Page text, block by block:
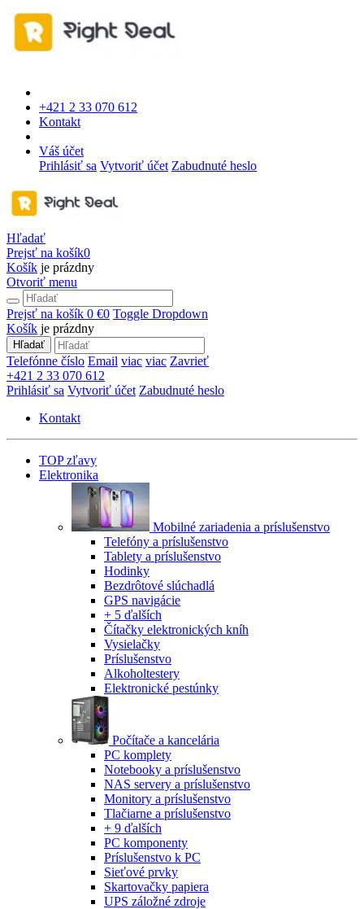
+421 2 33 070 612
Kontakt
Váš účet
Prihlásiť sa Vytvoriť účet Zabudnuté heslo
Hľadať
Prejsť na košík0
Košík je prázdny
Otvoriť menu
Prejsť na košík 0 €0 Toggle Dropdown
Košík je prázdny
Hľadať
Telefónne číslo Email viac viac Zavrieť
+421 2 33 070 612
Prihlásiť sa Vytvoriť účet Zabudnuté heslo
Kontakt
TOP zľavy
Elektronika
Mobilné zariadenia a príslušenstvo
Telefóny a príslušenstvo
Tablety a príslušenstvo
Hodinky
Bezdrôtové slúchadlá
GPS navigácie
+ 5 ďalších
Čítačky elektronických kníh
Vysielačky
Príslušenstvo
Alkoholtestery
Elektronické pestúnky
Počítače a kancelária
PC komplety
Notebooky a príslušenstvo
NAS servery a príslušenstvo
Monitory a príslušenstvo
Tlačiarne a príslušenstvo
+ 9 ďalších
PC komponenty
Príslušenstvo k PC
Sieťové prvky
Skartovačky papiera
UPS záložné zdroje